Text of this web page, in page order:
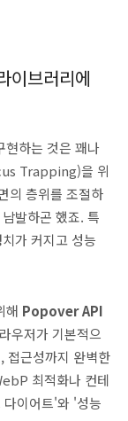
이브러리에
현하는 것은 꽤나
Trapping)을 위
의 층위를 조절하
발하곤 했죠. 특
가 커지고 성능
해 Popover API
우저가 기본적으
접근성까지 완벽한
최적화나 컨테
다이어트'와 '성능